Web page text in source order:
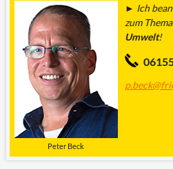
Peter Beck
► Ich
zum Thema
Umwelt!